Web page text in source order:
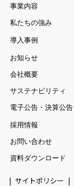
事業内容
私たちの強み
導入事例
お知らせ
会社概要
サステナビリティ
電子公告・決算公告
採用情報
お問い合わせ
資料ダウンロード
サイトポリシー